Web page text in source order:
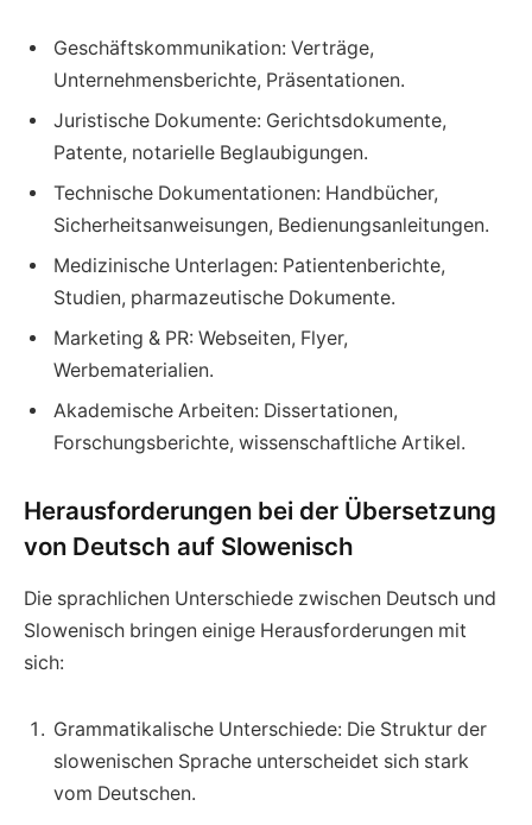
Geschäftskommunikation: Verträge,
Unternehmensberichte, Präsentationen.
Juristische Dokumente: Gerichtsdokumente,
Patente, notarielle Beglaubigungen.
Technische Dokumentationen: Handbücher,
Sicherheitsanweisungen, Bedienungsanleitungen.
Medizinische Unterlagen: Patientenberichte,
Studien, pharmazeutische Dokumente.
Marketing & PR: Webseiten, Flyer,
Werbematerialien.
Akademische Arbeiten: Dissertationen,
Forschungsberichte, wissenschaftliche Artikel.
Herausforderungen bei der Übersetzung
von Deutsch auf Slowenisch
Die sprachlichen Unterschiede zwischen Deutsch und
Slowenisch bringen einige Herausforderungen mit
sich:
Grammatikalische Unterschiede: Die Struktur der
slowenischen Sprache unterscheidet sich stark
vom Deutschen.